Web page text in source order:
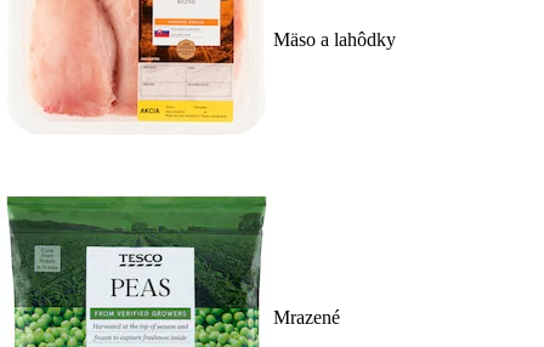
Mäso a lahôdky
Mrazené